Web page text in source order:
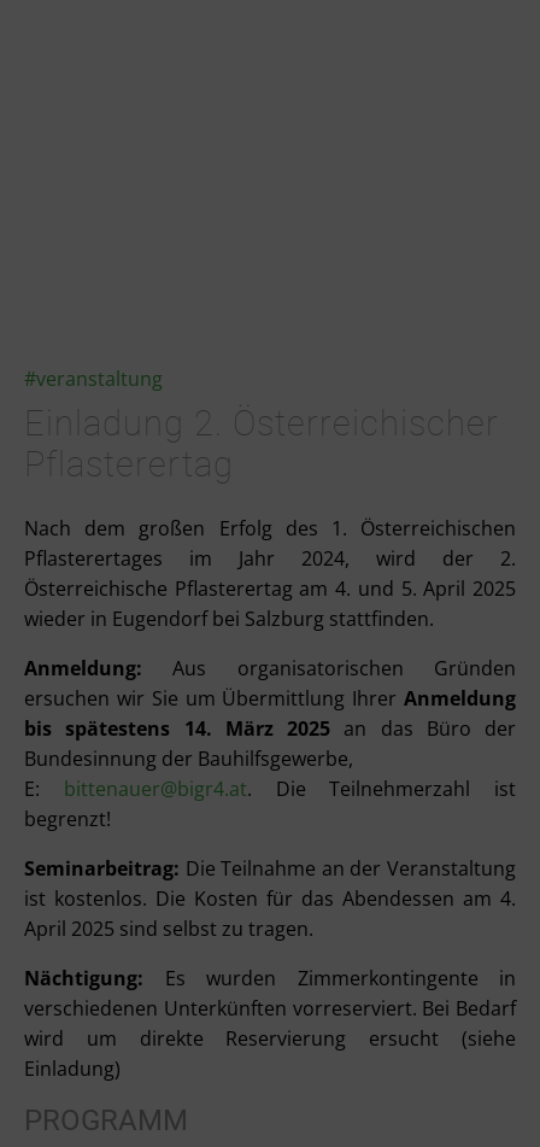
#veranstaltung
Einladung 2. Österreichischer
Pflasterertag
Nach dem großen Erfolg des 1. Österreichischen
Pflasterertages im Jahr 2024, wird der 2.
Österreichische Pflasterertag am 4. und 5. April 2025
wieder in Eugendorf bei Salzburg stattfinden.
Anmeldung:Aus organisatorischen Gründen
ersuchen wir Sie um Übermittlung Ihrer Anmeldung
bis spätestens 14. März 2025 an das Büro der
Bundesinnung der Bauhilfsgewerbe,
E: bittenauer@bigr4.at. Die Teilnehmerzahl ist
begrenzt!
Seminarbeitrag: Die Teilnahme an der Veranstaltung
ist kostenlos. Die Kosten für das Abendessen am 4.
April 2025 sind selbst zu tragen.
Nächtigung: Es wurden Zimmerkontingente in
verschiedenen Unterkünften vorreserviert. Bei Bedarf
wird um direkte Reservierung ersucht (siehe
Einladung)
PROGRAMM